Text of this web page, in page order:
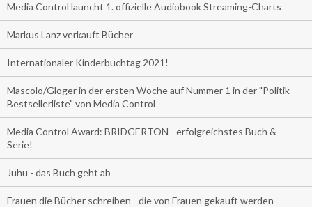
Media Control launcht 1. offizielle Audiobook Streaming-Charts
Markus Lanz verkauft Bücher
Internationaler Kinderbuchtag 2021!
Mascolo/Gloger in der ersten Woche auf Nummer 1 in der "Politik-
Bestsellerliste" von Media Control
Media Control Award: BRIDGERTON - erfolgreichstes Buch &
Serie!
Juhu - das Buch geht ab
Frauen die Bücher schreiben - die von Frauen gekauft werden